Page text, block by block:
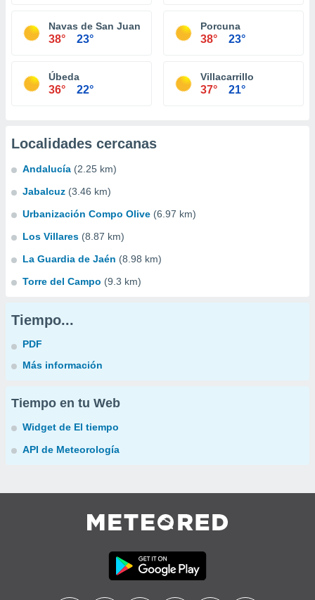
Navas de San Juan
38° 23°
Porcuna
38° 23°
Úbeda
36° 22°
Villacarrillo
37° 21°
Localidades cercanas
Andalucía (2.25 km)
Jabalcuz (3.46 km)
Urbanización Compo Olive (6.97 km)
Los Villares (8.87 km)
La Guardia de Jaén (8.98 km)
Torre del Campo (9.3 km)
Tiempo...
PDF
Más información
Tiempo en tu Web
Widget de El tiempo
API de Meteorología